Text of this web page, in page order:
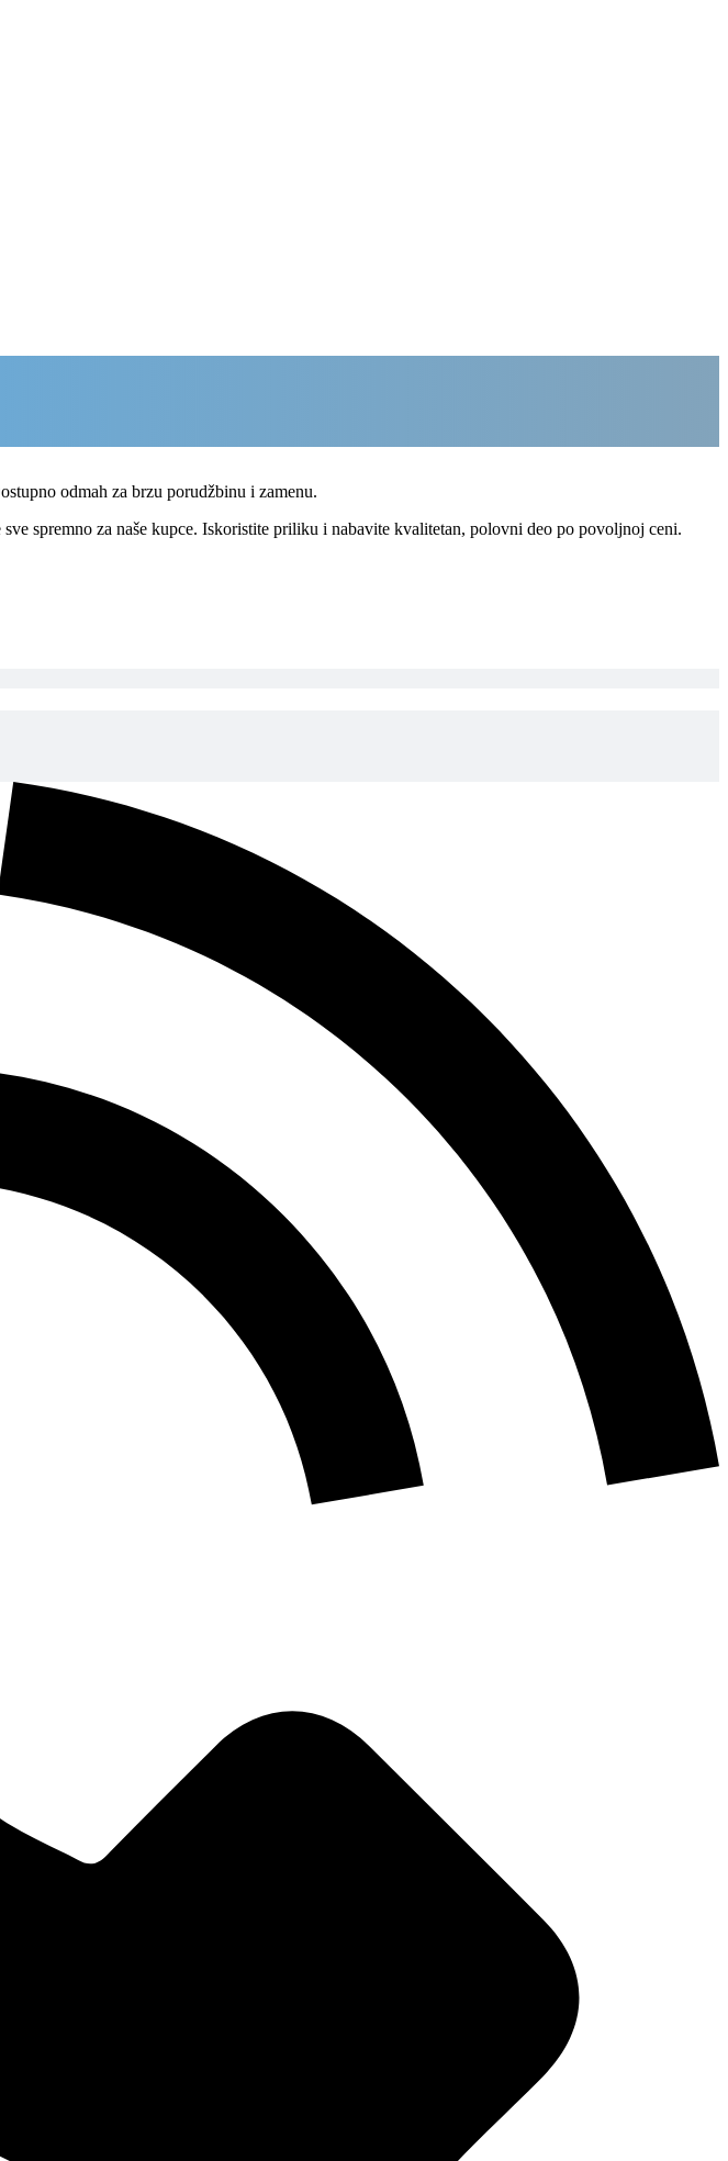
odmah za brzu porudžbinu i zamenu.
spremno za naše kupce. Iskoristite priliku i nabavite kvalitetan, polovni deo po povoljnoj ceni.